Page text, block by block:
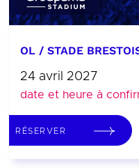
OL / STADE
24 avril 2027
date et heure à
RÉSERVER